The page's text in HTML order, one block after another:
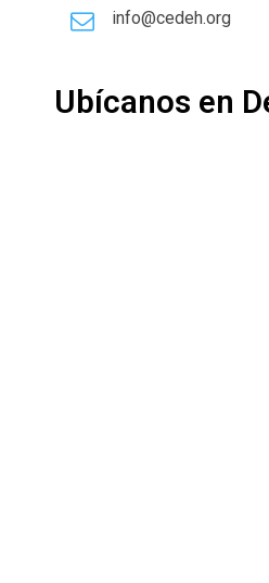
info@cedeh.org
Ubícanos en